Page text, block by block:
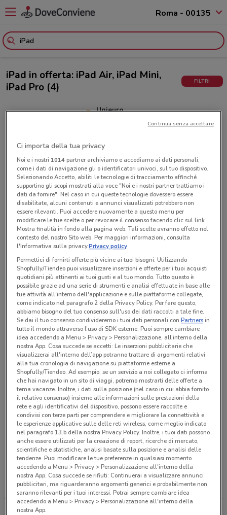
Roma - 00135
iPad in offerta: iPad Air, iPad Mini,
iPad Pro (4) FILTRI
Unieuro
85
Unieuro
5.2 km
iPad 11th gen
469
Expert
2.9 km
iPad 11th Gen 11” Chip A16 Wi-Fi
256 GB
579
Expert
2.9 km
iPad 11”
579
Prodotti consigliati
Informatica
Tablet
Ci importa della tua privacy
Noi e i nostri 1014partner archiviamo e accediamo ai dati personali,
come i dati di navigazione gli o identificatori univoci, sul tuo dispositivo.
Selezionando Accetto, abiliti le tecnologie di tracciamento affinché
supportino gli scopi mostrati alla voce "Noi e i nostri partner trattiamo i
dati da fornire". Nel caso in cui queste tecnologie dovessero essere
disabilitate, alcuni contenuti e annunci visualizzati potrebbero non
essere rilevanti. Puoi accedere nuovamente a questo menu per
modificare le tue scelte o per revocare il consenso facendo clic sul link
Mostra finalità in fondo alla pagina web. Tali scelte avranno effetto nel
contesto del nostro Sito web. Per maggiori informazioni, consulta
l'Informativa sulla privacy.Privacy policy
Permettici di fornirti offerte più vicine ai tuoi bisogni: Utilizzando
Shopfully/Tiendeo puoi visualizzare inserzioni e offerte per i tuoi acquisti
quotidiani più attinenti ai tuoi gusti e al tuo mondo. Tutto questo è
possibile grazie ad una serie di strumenti e analisi effettuate in base alle
tue attività all'interno dell'applicazione e sulle piattaforme collegate,
come indicato nel paragrafo 2 della Privacy Policy. Per fare questo,
abbiamo bisogno del tuo consenso sull'uso dei dati raccolti a tale fine.
Se dai il tuo consenso condivideremo i tuoi dati personali conPartnersin
tutto il mondo attraverso l’uso di SDK esterne. Puoi sempre cambiare
idea accedendo a Menu > Privacy > Personalizzazione, all’interno della
nostra App. Cosa succede se accetti: Le inserzioni pubblicitarie che
visualizzerai all'interno dell’app potranno trattare di argomenti relativi
alla tua cronologia di navigazione su piattaforme esterne a
Shopfully/Tiendeo. Ad esempio, se un servizio a noi collegato ci informa
che hai navigato in un sito di viaggi, potremo mostrarti delle offerte a
tema vacanze. Inoltre, i dati sulla posizione (nel caso in cui abbia fornito
il relativo consenso) insieme alle informazioni sulle prestazioni della
rete e agli identificativi del dispositivo, possono essere raccolte e
condivisi con terze parti per comprendere e migliorare la connettività e
le esperienze applicative sulle delle reti wireless, come meglio indicato
nel paragrafo 13.b della nostra Privacy Policy. Inoltre, i tuoi dati possono
anche essere utilizzati per la creazione di report, ricerche di mercato,
scientifiche e statistiche, analisi basate sulla posizione e analisi delle
tendenze. Puoi modificare le tue preferenze in qualsiasi momento
accedendo a Menu > Privacy > Personalizzazione all'interno della
nostra App. Cosa succede se rifiuti: Continuerai a visualizzare annunci
pubblicitari, ma riguarderanno argomenti generici e probabilmente non
saranno rilevanti per i tuoi interessi. Potrai sempre cambiare idea
accedendo a Menu > Privacy > Personalizzazione all'interno della
nostra App.
Continua senza accettare